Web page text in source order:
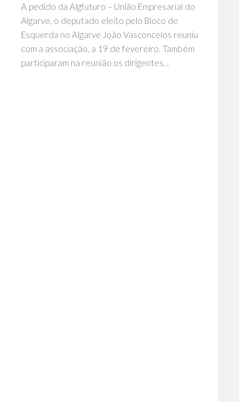
A pedido da Algfuturo – União Empresarial do
Algarve, o deputado eleito pelo Bloco de
Esquerda no Algarve João Vasconcelos reuniu
com a associação, a 19 de fevereiro. Também
participaram na reunião os dirigentes...